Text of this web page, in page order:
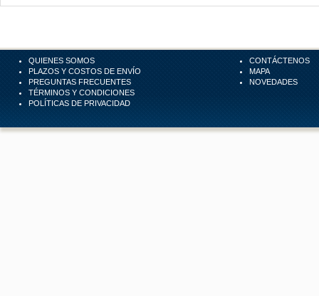
QUIENES SOMOS
PLAZOS Y COSTOS DE ENVÍO
PREGUNTAS FRECUENTES
TÉRMINOS Y CONDICIONES
POLÍTICAS DE PRIVACIDAD
CONTÁCTENOS
MAPA
NOVEDADES